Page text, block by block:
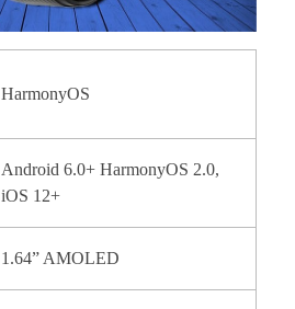
HarmonyOS
Android 6.0+ HarmonyOS 2.0,
iOS 12+
1.64” AMOLED